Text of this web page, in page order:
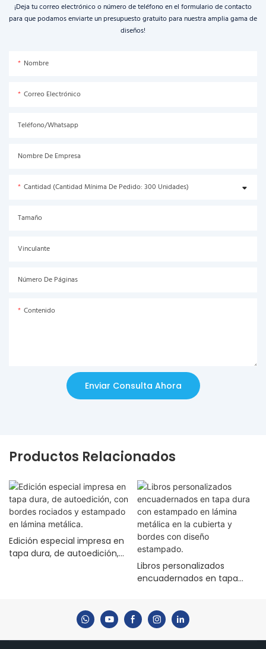
¡Deja tu correo electrónico o número de teléfono en el formulario de contacto
para que podamos enviarte un presupuesto gratuito para nuestra amplia gama de
diseños!
Nombre
Correo Electrónico
Teléfono/Whatsapp
Nombre De Empresa
Cantidad (Cantidad Mínima De Pedido: 300 Unidades)
Tamaño
Vinculante
Número De Páginas
Contenido
Enviar Consulta Ahora
Productos Relacionados
Edición especial impresa en
tapa dura, de autoedición,
Libros personalizados
encuadernados en tapa
cubierta y bordes con
diseño estampado.